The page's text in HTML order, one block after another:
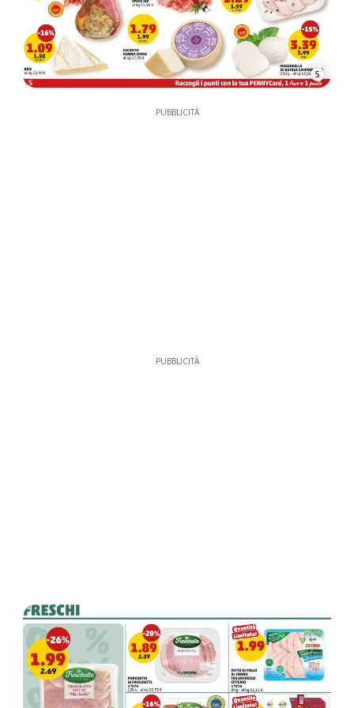
5
PUBBLICITÀ
PUBBLICITÀ